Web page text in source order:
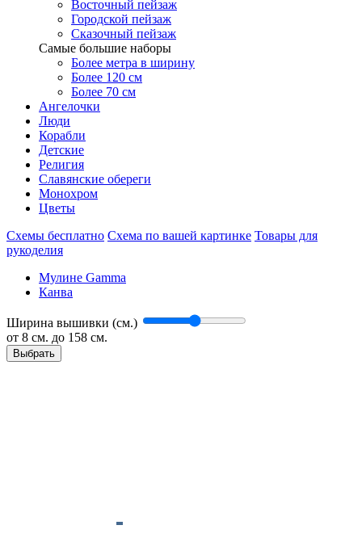
Восточный пейзаж
Городской пейзаж
Сказочный пейзаж
Самые большие наборы
Более метра в ширину
Более 120 см
Более 70 см
Ангелочки
Люди
Корабли
Детские
Религия
Славянские обереги
Монохром
Цветы
Схемы бесплатно Схема по вашей картинке Товары для
рукоделия
Мулине Gamma
Канва
Ширина вышивки (см.)
от 8 см. до 158 см.
Выбрать